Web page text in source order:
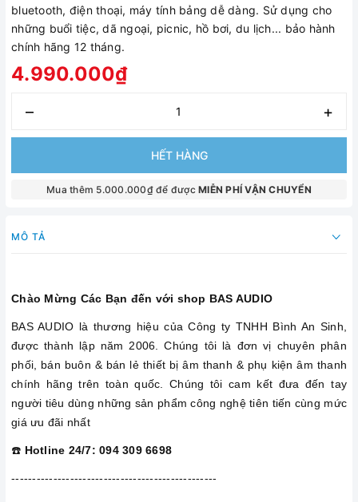
bluetooth, điện thoại, máy tính bảng dễ dàng. Sử dụng cho
những buổi tiệc, dã ngoại, picnic, hồ bơi, du lịch... bảo hành
chính hãng 12 tháng.
4.990.000₫
– +
HẾT HÀNG
Mua thêm 5.000.000₫ để đượcMIỄN PHÍ VẬN CHUYỂN
MÔ TẢ
Chào Mừng Các Bạn đến với shop BAS AUDIO
BAS AUDIO là thương hiệu của Công ty TNHH Bình An Sinh,
được thành lập năm 2006. Chúng tôi là đơn vị chuyên phân
phối, bán buôn & bán lẻ thiết bị âm thanh & phụ kiện âm thanh
chính hãng trên toàn quốc. Chúng tôi cam kết đưa đến tay
người tiêu dùng những sản phẩm công nghệ tiên tiến cùng mức
giá ưu đãi nhất
☎️ Hotline 24/7: 094 309 6698
-------------------------------------------------